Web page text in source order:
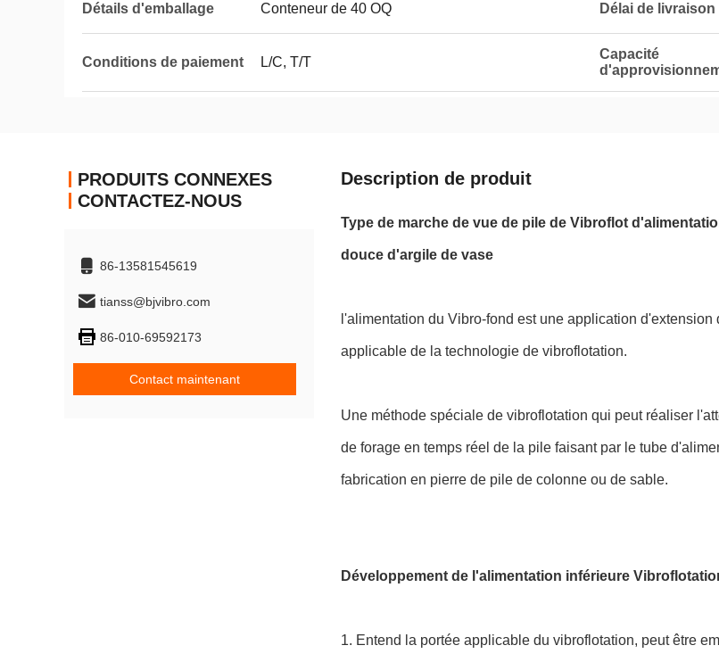
Détails d'emballage Conteneur de 40 OQ Délai de livraison
Conditions de paiement L/C, T/T
Capacité
PRODUITS CONNEXES
CONTACTEZ-NOUS
86-13581545619
tianss@bjvibro.com
86-010-69592173
Contact maintenant
Description de produit
Type de marche de vue de pile de Vibroflot
douce d'argile de vase
l'alimentation du Vibro-fond est une application
applicable de la technologie de vibroflotation.
Une méthode spéciale de vibroflotation qui peut réaliser
de forage en temps réel de la pile faisant par le tube
fabrication en pierre de pile de colonne ou de sable.
Développement de l'alimentation inférieure
1. Entend la portée applicable du vibroflotation, peut être